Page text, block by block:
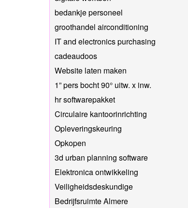
bedankje personeel
groothandel airconditioning
IT and electronics purchasing
cadeaudoos
Website laten maken
1” pers bocht 90° uitw. x inw.
hr softwarepakket
Circulaire kantoorinrichting
Opleveringskeuring
Opkopen
3d urban planning software
Elektronica ontwikkeling
Veiligheidsdeskundige
Bedrijfsruimte Almere